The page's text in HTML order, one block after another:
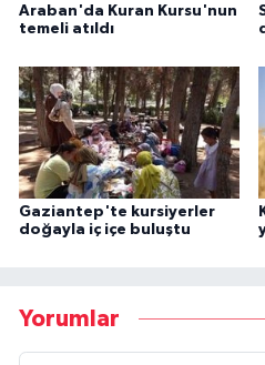
Araban'da Kuran Kursu'nun
temeli atıldı
Gaziantep'te kursiyerler
doğayla iç içe buluştu
Yorumlar